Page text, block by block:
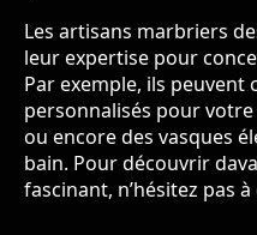
Les artisans marbriers
leur expertise pour
Par exemple, ils peuvent
personnalisés pour
ou encore des vasques
bain. Pour découvrir
fascinant, n’hésitez pas